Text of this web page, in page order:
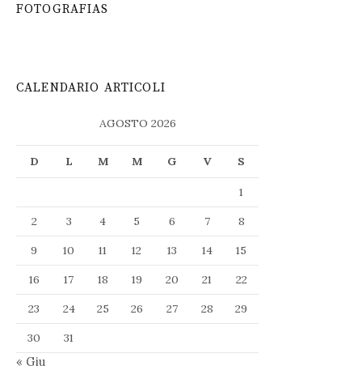
FOTOGRAFIAS
CALENDARIO ARTICOLI
AGOSTO 2026
D L M M G V S
1
2
3 4 5 6 7
8
9
10 11 12 13 14
15
16
17 18 19 20 21
22
23
24 25 26 27 28
29
30
31
« Giu